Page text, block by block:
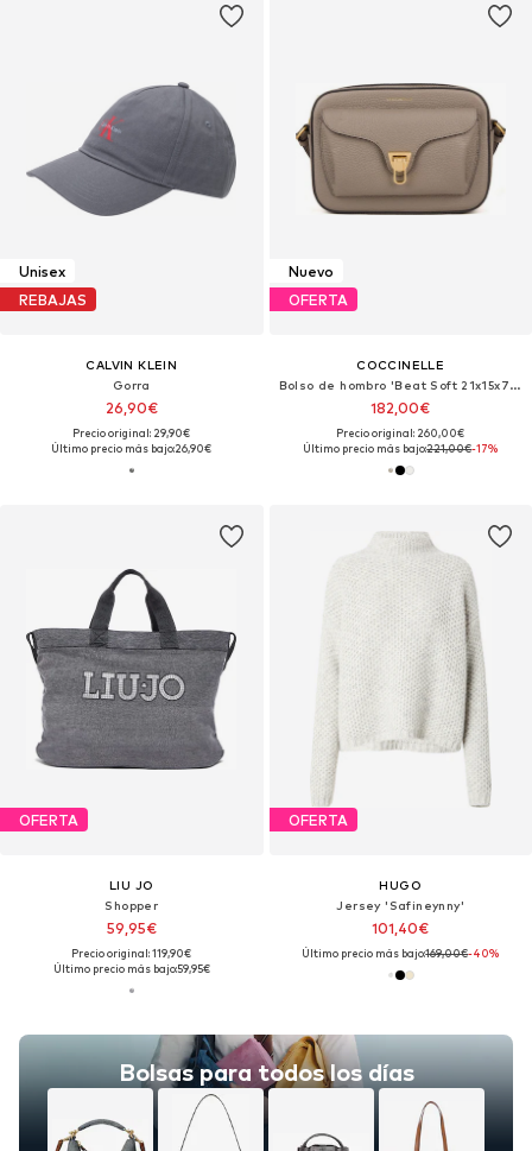
Unisex
REBAJAS
CALVIN KLEIN
Gorra
26,90€
Precio original: 29,90€
Último precio más bajo:26,90€
Nuevo
OFERTA
COCCINELLE
Bolso de hombro 'Beat Soft 21x15x7 cm'
182,00€
Precio original: 260,00€
Último precio más bajo:221,00€-17%
OFERTA
LIU JO
Shopper
59,95€
Precio original: 119,90€
Último precio más bajo:59,95€
Bolsas para todos los días
OFERTA
HUGO
Jersey 'Safineynny'
101,40€
Último precio más bajo:169,00€-40%